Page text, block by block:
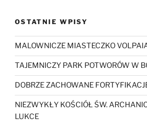
OSTATNIE WPISY
MALOWNICZE MIASTECZKO
TAJEMNICZY PARK POTWORÓW W
DOBRZE ZACHOWANE
NIEZWYKŁY KOŚCIÓŁ ŚW.
LUKCE